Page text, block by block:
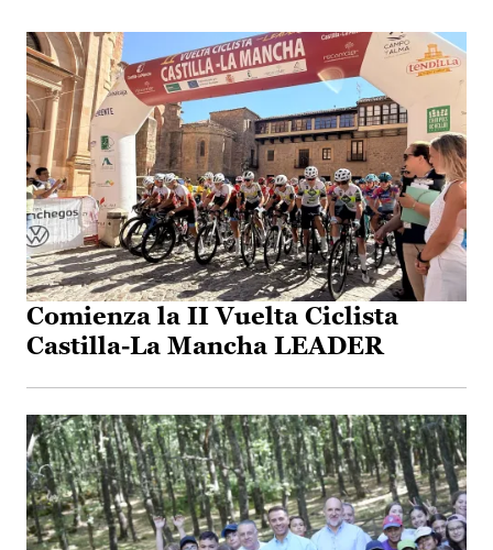
Comienza la II Vuelta Ciclista
Castilla-La Mancha LEADER